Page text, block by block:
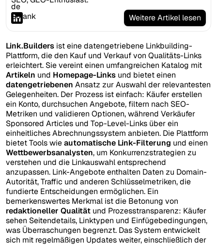
Weitere Artikel lesen
Link.Builders ist eine datengetriebene Linkbuilding-
Plattform, die den Kauf und Verkauf von Qualitäts-Links
erleichtert. Sie vereint einen umfangreichen Katalog mit
Artikeln und Homepage-Links und bietet einen
datengetriebenen Ansatz zur Auswahl der relevantesten
Gelegenheiten. Der Prozess ist einfach: Käufer erstellen
ein Konto, durchsuchen Angebote, filtern nach SEO-
Metriken und validieren Optionen, während Verkäufer
Sponsored Articles und Top-Level-Links über ein
einheitliches Abrechnungssystem anbieten. Die Plattform
bietet Tools wieautomatische Link-Filterung und einen
Wettbewerbsanalysten, um Konkurrenzstrategien zu
verstehen und die Linkauswahl entsprechend
anzupassen. Link-Angebote enthalten Daten zu Domain-
Autorität, Traffic und anderen Schlüsselmetriken, die
fundierte Entscheidungen ermöglichen. Ein
bemerkenswertes Merkmal ist die Betonung von
redaktioneller Qualität und Prozesstransparenz: Käufer
sehen Seitendetails, Linktypen und Einfügebedingungen,
was Überraschungen begrenzt. Das System entwickelt
sich mit regelmäßigen Updates weiter, einschließlich der